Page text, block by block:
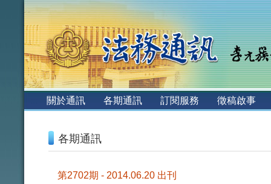
關於通訊 各期通訊 訂閱服務
徵稿啟事
各期通訊
第2702期 - 2014.06.20 出刊